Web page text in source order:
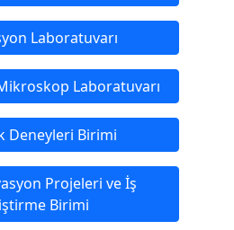
Laboratuvarı
Laboratuvarı
Deneyleri Birimi
Projeleri ve İş
Birimi